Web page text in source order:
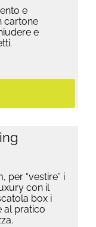
e
cartone
e
per “vestire” i
con il
box i
al pratico